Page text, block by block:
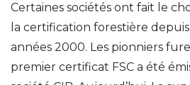
Certaines sociétés ont fait le
la certification forestière
années 2000. Les pionniers
premier certificat FSC a été